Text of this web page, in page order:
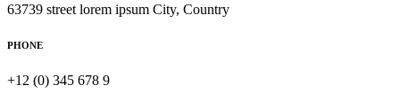
63739 street lorem ipsum City, Country
PHONE
+12 (0) 345 678 9